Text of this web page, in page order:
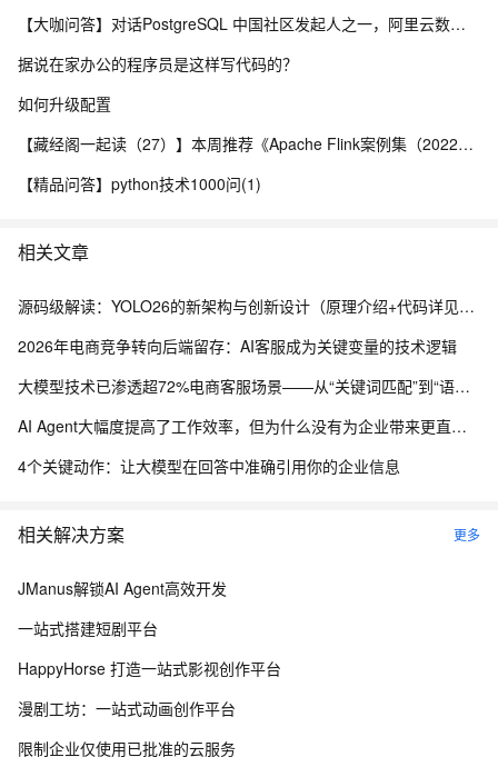
【大咖问答】对话PostgreSQL 中国社区发起人之一，阿里云数据库高级专家 德哥
据说在家办公的程序员是这样写代码的？
如何升级配置
【藏经阁一起读（27）】本周推荐《Apache Flink案例集（2022版）》，你有哪些心得？
【精品问答】python技术1000问(1)
相关文章
源码级解读：YOLO26的新架构与创新设计（原理介绍+代码详见+结构框图）
2026年电商竞争转向后端留存：AI客服成为关键变量的技术逻辑
大模型技术已渗透超72%电商客服场景——从“关键词匹配”到“语义理解”的技术跃迁
AI Agent大幅度提高了工作效率，但为什么没有为企业带来更直接的效益？
4个关键动作：让大模型在回答中准确引用你的企业信息
相关解决方案 更多
JManus解锁AI Agent高效开发
一站式搭建短剧平台
HappyHorse 打造一站式影视创作平台
漫剧工坊：一站式动画创作平台
限制企业仅使用已批准的云服务